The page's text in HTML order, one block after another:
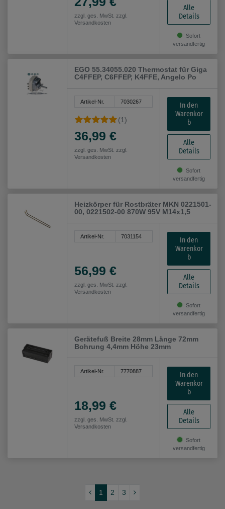
zzgl. ges. MwSt. zzgl.
Versandkosten
Alle
Details
Sofort
versandfertig
EGO 55.34055.020 Thermostat für Giga
C4FFEP, C6FFEP, K4FFE, Angelo Po
Artikel-Nr. 7030267
(1)
36,99 €
zzgl. ges. MwSt. zzgl.
Versandkosten
In den
Warenkor
b
Alle
Details
Sofort
versandfertig
Heizkörper für Rostbräter MKN 0221501-
00, 0221502-00 870W 95V M14x1,5
Artikel-Nr. 7031154
56,99 €
zzgl. ges. MwSt. zzgl.
Versandkosten
In den
Warenkor
b
Alle
Details
Sofort
versandfertig
Gerätefuß Breite 28mm Länge 72mm
Bohrung 4,4mm Höhe 23mm
Artikel-Nr. 7770887
18,99 €
zzgl. ges. MwSt. zzgl.
Versandkosten
In den
Warenkor
b
Alle
Details
Sofort
versandfertig
1 2 3